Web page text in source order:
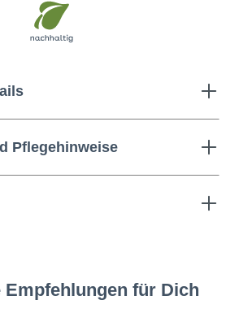
Pflegehinweise
Empfehlungen für Dich